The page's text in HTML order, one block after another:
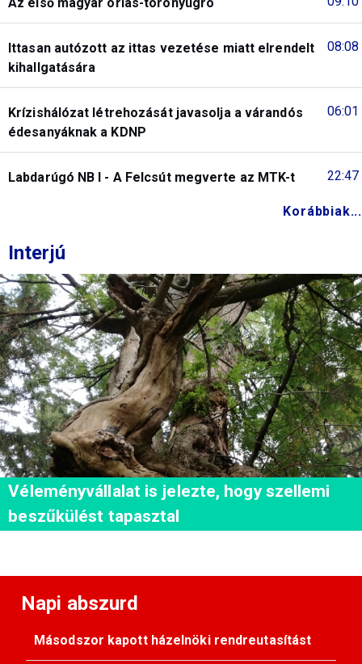
08:08
Ittasan autózott az ittas vezetése miatt elrendelt
kihallgatására
06:01
Krízishálózat létrehozását javasolja a várandós
édesanyáknak a KDNP
22:47
Labdarúgó NB I - A Felcsút megverte az MTK-t
Korábbiak...
Interjú
Véleményvállalat is jelezte, hogy szellemi
beszűkülést tapasztal
Napi abszurd
Másodszor kapott házelnöki rendreutasítást